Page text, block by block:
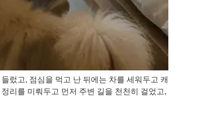
렀고, 점심을 먹고 난 뒤에는 차를 세워두고 캐
리를 미뤄두고 먼저 주변 길을 천천히 걸었고,